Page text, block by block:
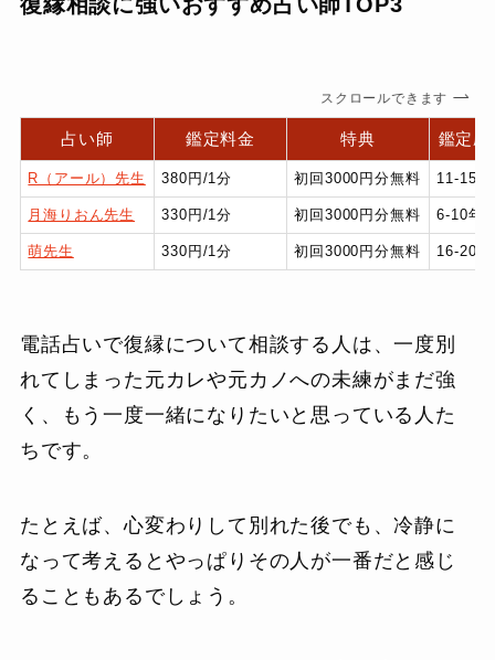
スクロールできます
占い師 鑑定料金 特典 鑑定歴
R（アール）先生 380円/1分 初回3000円分無料 11-15年
月海りおん先生 330円/1分 初回3000円分無料 6-10年
萌先生 330円/1分 初回3000円分無料 16-20年
電話占いで復縁について相談する人は、一度別
れてしまった元カレや元カノへの未練がまだ強
く、もう一度一緒になりたいと思っている人た
ちです。
たとえば、心変わりして別れた後でも、冷静に
なって考えるとやっぱりその人が一番だと感じ
ることもあるでしょう。